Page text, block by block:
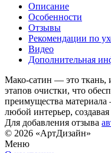
Описание
Особенности
Отзывы
Рекомендации по
Видео
Дополнительная
Мако-сатин — это ткань,
этапов очистки, что
преимущества материала
любой интерьер,
Для добавления отзыва
© 2026 «АртДизайн»
Меню